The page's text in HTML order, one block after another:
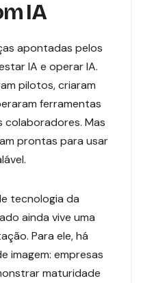
IA
apontadas pelos
IA e operar IA.
pilotos, criaram
ferramentas
Mas
prontas para usar
tecnologia da
ainda vive uma
Para ele, há
imagem: empresas
maturidade